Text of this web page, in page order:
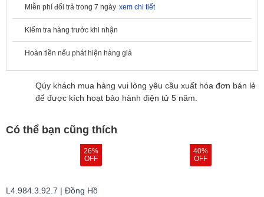
Miễn phí đổi trả trong 7 ngày xem chi tiết
Kiểm tra hàng trước khi nhận
Hoàn tiền nếu phát hiện hàng giả
Qúy khách mua hàng vui lòng yêu cầu xuất hóa đơn bán lẻ
để được kích hoạt bảo hành điện tử 5 năm.
Có thể bạn cũng thích
26%
OFF
L4.984.3.92.7 | Đồng Hồ
40%
OFF